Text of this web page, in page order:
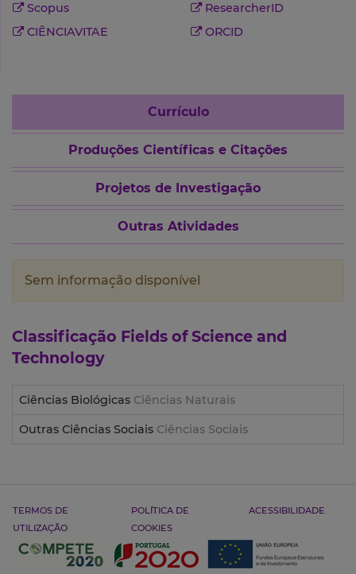
Scopus
ResearcherID
CIÊNCIAVITAE
ORCID
Currículo
Produções Científicas e Citações
Projetos de Investigação
Outras Atividades
Sem informação disponível
Classificação Fields of Science and
Technology
Ciências Biológicas Ciências Naturais
Outras Ciências Sociais Ciências Sociais
TERMOS DE
UTILIZAÇÃO
POLÍTICA DE
COOKIES
ACESSIBILIDADE